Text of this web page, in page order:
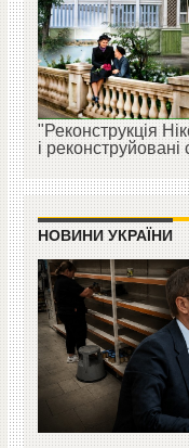
"Реконструкція
і реконструйовані
НОВИНИ УКРАЇНИ